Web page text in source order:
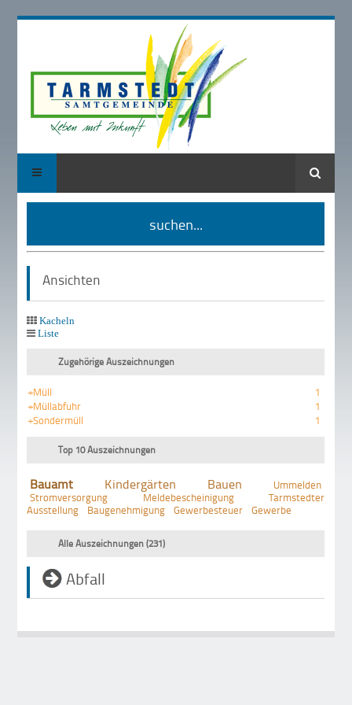
Suche
suchen...
Ansichten
Kacheln
Liste
Zugehörige Auszeichnungen
+Müll
1
+Müllabfuhr
1
+Sondermüll
1
Top 10 Auszeichnungen
Bauamt Kindergärten Bauen
Ummelden
Stromversorgung
Meldebescheinigung
Tarmstedter
Ausstellung
Baugenehmigung Gewerbesteuer Gewerbe
Alle Auszeichnungen (231)
Abfall